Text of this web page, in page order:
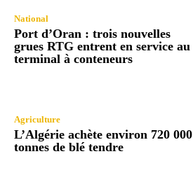
National
Port d’Oran : trois nouvelles
grues RTG entrent en service au
terminal à conteneurs
Agriculture
L’Algérie achète environ 720 000
tonnes de blé tendre